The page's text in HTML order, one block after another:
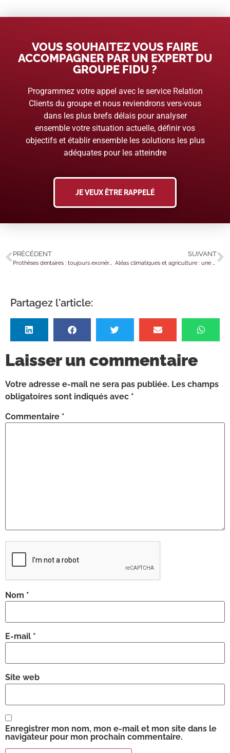
VOUS SOUHAITEZ VOUS FAIRE
ACCOMPAGNER PAR UN EXPERT DU
GROUPE FIDU ?
Programmez votre appel avec le service Relation
Clients du groupe et nous reviendrons vers-vous
dans les plus brefs délais pour analyser
ensemble votre situation actuelle, définir vos
objectifs et établir ensemble les solutions les plus
adéquates pour les atteindre
JE VEUX ÊTRE RAPPELÉ
PRÉCÉDENT SUIVANT
Partagez l'article:
Laisser un commentaire
Votre adresse e-mail ne sera pas publiée. Les champs
obligatoires sont indiqués avec *
Commentaire *
Nom *
E-mail *
Site web
Enregistrer mon nom, mon e-mail et mon site dans le
navigateur pour mon prochain commentaire.